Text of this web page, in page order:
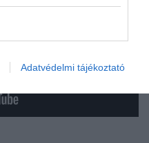
Adatvédelmi tájékoztató